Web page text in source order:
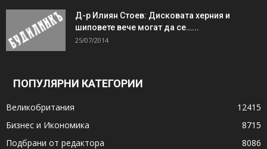
Д-р Илиян Стоев: Дисковата херния и
шиповете вече могат да се…...
25/07/2014
ПОПУЛЯРНИ КАТЕГОРИИ
Великобритания
12415
Бизнес и Икономика
8715
Подбрани от редактора
8086